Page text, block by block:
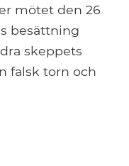
mötet den 26
besättning
skeppets
falsk torn och